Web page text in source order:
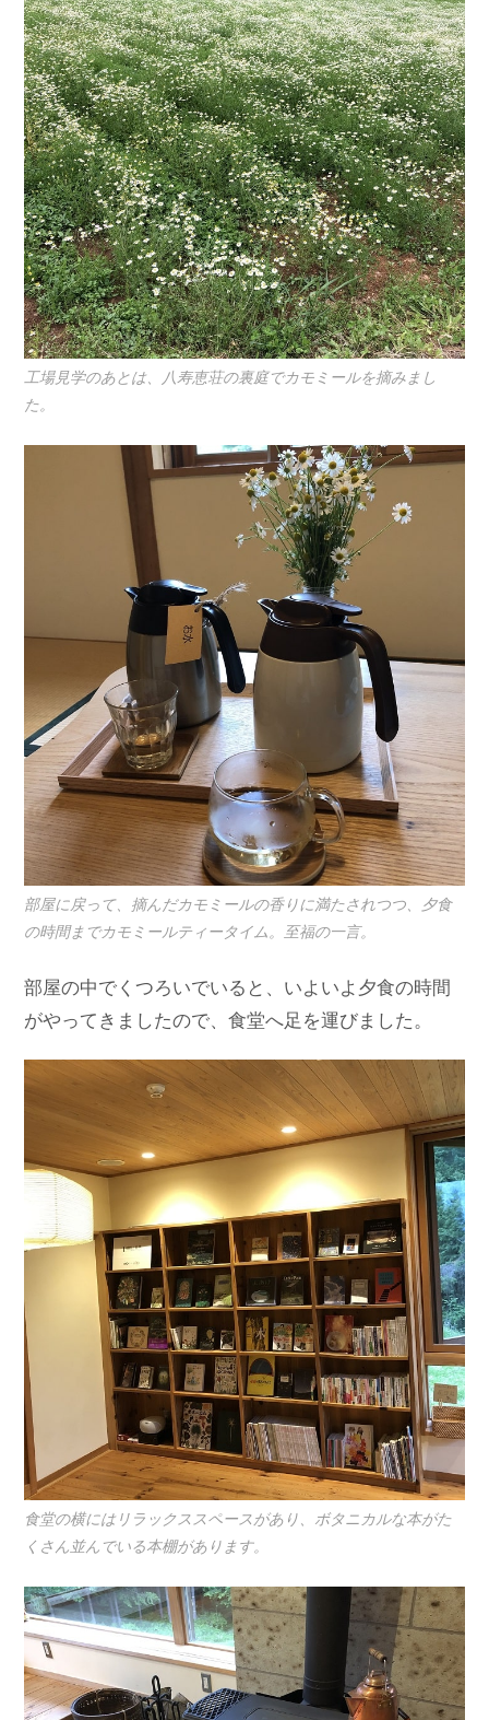
工場見学のあとは、八寿恵荘の裏庭でカモミールを摘みまし
た。
部屋に戻って、摘んだカモミールの香りに満たされつつ、夕食
の時間までカモミールティータイム。至福の一言。
部屋の中でくつろいでいると、いよいよ夕食の時間
がやってきましたので、食堂へ足を運びました。
食堂の横にはリラックススペースがあり、ボタニカルな本がた
くさん並んでいる本棚があります。